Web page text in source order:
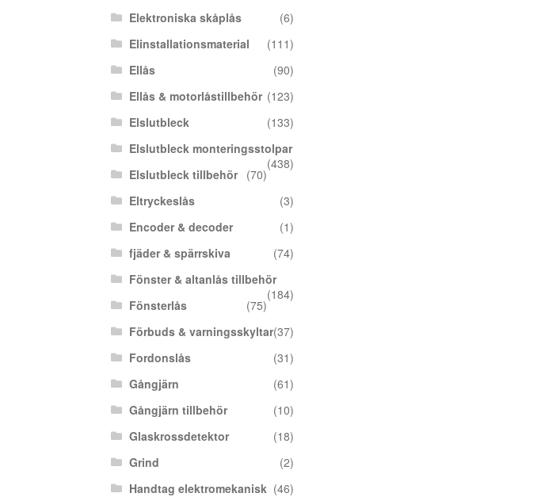
Elektroniska skåplås
(6)
Elinstallationsmaterial
(111)
Ellås
(90)
Ellås & motorlåstillbehör (123)
Elslutbleck
(133)
Elslutbleck monteringsstolpar
(438)
Elslutbleck tillbehör
(70)
Eltryckeslås
(3)
Encoder & decoder
(1)
fjäder & spärrskiva
(74)
Fönster & altanlås tillbehör
(184)
Fönsterlås
(75)
Förbuds & varningsskyltar(37)
Fordonslås
(31)
Gångjärn
(61)
Gångjärn tillbehör
(10)
Glaskrossdetektor
(18)
Grind
(2)
Handtag elektromekanisk (46)